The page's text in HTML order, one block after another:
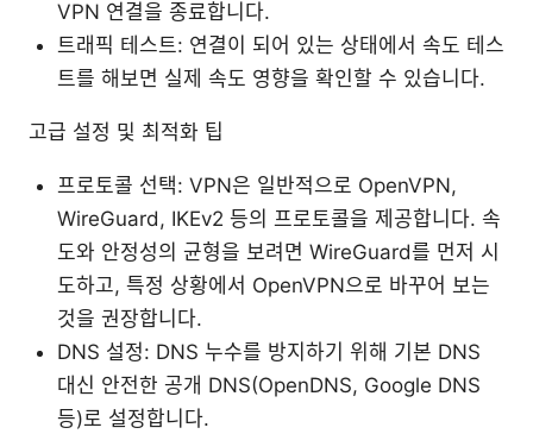
VPN 연결을 종료합니다.
트래픽 테스트: 연결이 되어 있는 상태에서 속도 테스
트를 해보면 실제 속도 영향을 확인할 수 있습니다.
고급 설정 및 최적화 팁
프로토콜 선택: VPN은 일반적으로 OpenVPN,
WireGuard, IKEv2 등의 프로토콜을 제공합니다. 속
도와 안정성의 균형을 보려면 WireGuard를 먼저 시
도하고, 특정 상황에서 OpenVPN으로 바꾸어 보는
것을 권장합니다.
DNS 설정: DNS 누수를 방지하기 위해 기본 DNS
대신 안전한 공개 DNS(OpenDNS, Google DNS
등)로 설정합니다.